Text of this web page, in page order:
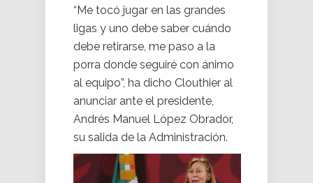
“Me tocó jugar en las grandes
ligas y uno debe saber cuándo
debe retirarse, me paso a la
porra donde seguiré con ánimo
al equipo”, ha dicho Clouthier al
anunciar ante el presidente,
Andrés Manuel López Obrador,
su salida de la Administración.